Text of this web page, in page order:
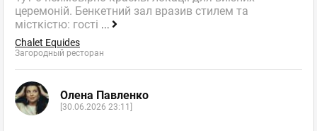
церемоній. Бенкетний зал вразив стилем та
місткістю: гості ...
Chalet Equides
Загородный ресторан
Олена Павленко
[30.06.2026 23:11]